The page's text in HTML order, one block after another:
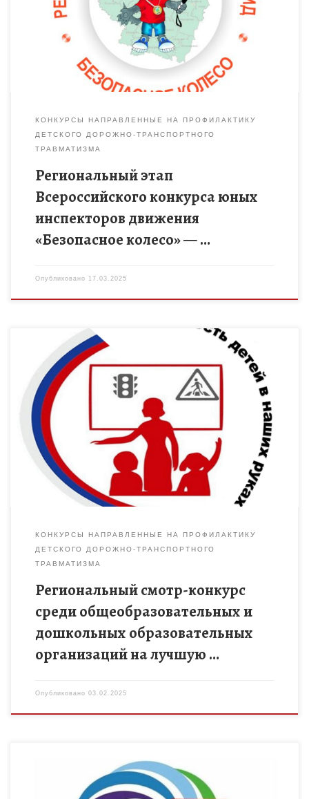
КОНКУРСЫ НАПРАВЛЕННЫЕ НА ПРОФИЛАКТИКУ
ДЕТСКОГО ДОРОЖНО-ТРАНСПОРТНОГО
ТРАВМАТИЗМА
Региональный этап
Всероссийского конкурса юных
инспекторов движения
«Безопасное колесо» — …
Опубликовано 17.03.2025
КОНКУРСЫ НАПРАВЛЕННЫЕ НА ПРОФИЛАКТИКУ
ДЕТСКОГО ДОРОЖНО-ТРАНСПОРТНОГО
ТРАВМАТИЗМА
Региональный смотр-конкурс
среди общеобразовательных и
дошкольных образовательных
организаций на лучшую …
Опубликовано 03.02.2025